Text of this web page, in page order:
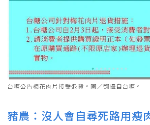
台糖公告梅花肉片接受退貨。圖／翻攝自台糖。
豬農：沒人會自尋死路用瘦